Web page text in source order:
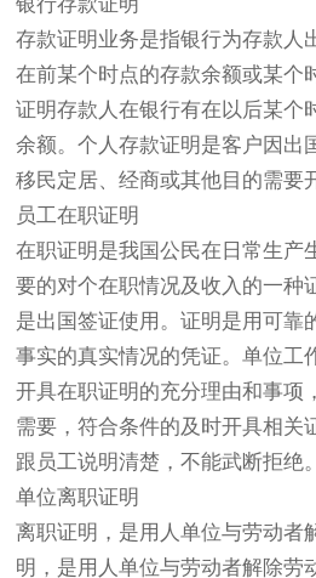
存款证明业务是指银行为存款人
在前某个时点的存款余额或某个
证明存款人在银行有在以后某个
余额。个人存款证明是客户因出
移民定居、经商或其他目的需要
员工在职证明
在职证明是我国公民在日常生产
要的对个在职情况及收入的一种
是出国签证使用。证明是用可靠
事实的真实情况的凭证。单位工
开具在职证明的充分理由和事项
需要，符合条件的及时开具相关
跟员工说明清楚，不能武断拒绝。
单位离职证明
离职证明，是用人单位与劳动者
明，是用人单位与劳动者解除劳